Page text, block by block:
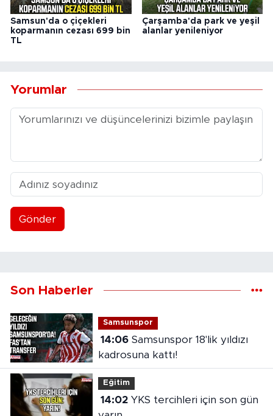
Samsun'da o çiçekleri
koparmanın cezası 699 bin
TL
Çarşamba'da park ve yeşil
alanlar yenileniyor
Yorumlar
Gönder
Son Haberler
Samsunspor
14:06Samsunspor 18'lik yıldızı
kadrosuna kattı!
Eğitim
14:02YKS tercihleri için son gün